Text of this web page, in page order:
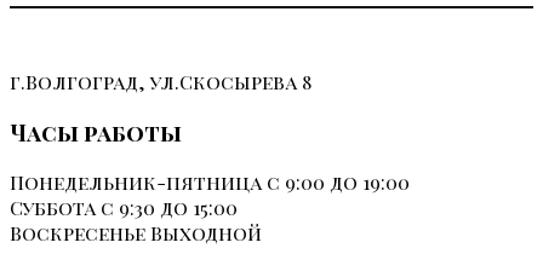
г.Волгоград, ул.Скосырева 8
Часы работы
Понедельник-пятница с 9:00 до 19:00
Суббота с 9:30 до 15:00
ВоскресеньеВыходной